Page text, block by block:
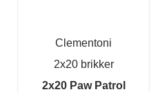
Clementoni
2x20 brikker
2x20 Paw Patrol